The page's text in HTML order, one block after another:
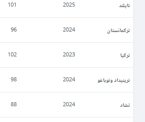
تايلند 2025
101
تركمانستان 2024
96
تركيا 2023
102
ترينيداد وتوباغو 2024
98
تشاد 2024
88